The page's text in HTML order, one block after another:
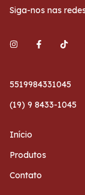
Siga-nos nas
5519984331045
(19) 9 8433-1045
Início
Produtos
Contato